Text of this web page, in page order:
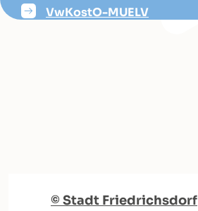
VwKostO-MUELV
© Stadt Friedrichsdorf